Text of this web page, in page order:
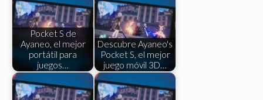
Pocket S de
Ayaneo, el mejor
portátil para
juegos…
Descubre Ayaneo's
Pocket S, el mejor
juego móvil 3D…